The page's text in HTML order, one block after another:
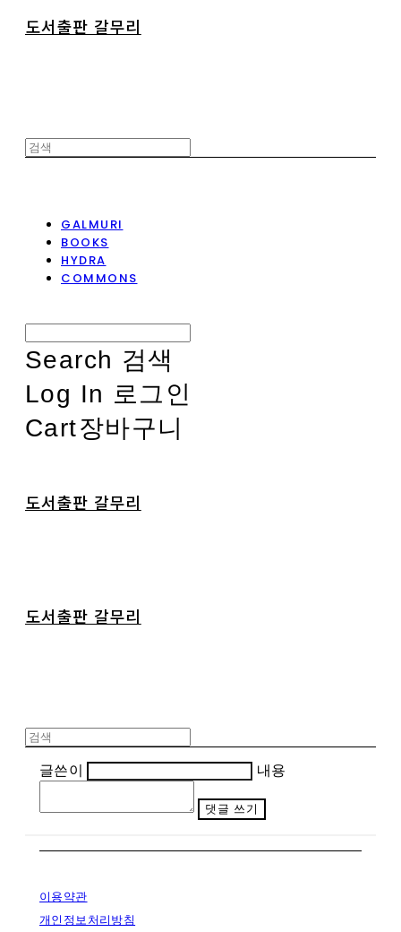
도서출판 갈무리
GALMURI
BOOKS
HYDRA
COMMONS
Search 검색
Log In 로그인
Cart장바구니
도서출판 갈무리
도서출판 갈무리
글쓴이 내용
댓글 쓰기
이용약관
개인정보처리방침